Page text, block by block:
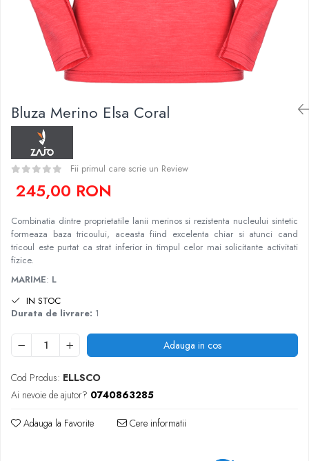
Slackline
Accesorii
Lopeti de zapada / avalansa
Caciuli
Imbracaminte de corp
Jachete copii
Pantaloni copii
Sosete
Imbracaminte de corp
Bluza Merino Elsa Coral
Fii primul care scrie un Review
245,00 RON
Combinatia dintre proprietatile lanii merinos si rezistenta nucleului sintetic
formeaza baza tricoului, aceasta fiind excelenta chiar si atunci cand
tricoul este purtat ca strat inferior in timpul celor mai solicitante activitati
fizice.
MARIME: L
IN STOC
Durata de livrare: 1
Adauga in cos
Cod Produs: ELLSCO
Ai nevoie de ajutor? 0740863285
Adauga la Favorite Cere informatii